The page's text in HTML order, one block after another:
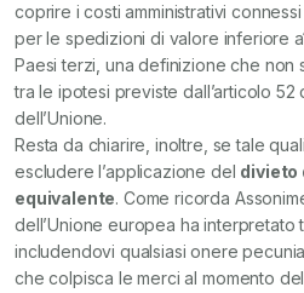
coprire i costi amministrativi
per le spedizioni di valore inferiore
Paesi terzi, una definizione che non
tra le ipotesi previste dall’articolo
dell’Unione.
Resta da chiarire, inoltre, se tale
escludere l’applicazione del divieto
equivalente. Come ricorda
dell’Unione europea ha interpretato
includendovi qualsiasi onere
che colpisca le merci al momento